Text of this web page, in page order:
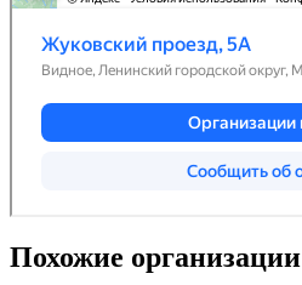
Похожие организации